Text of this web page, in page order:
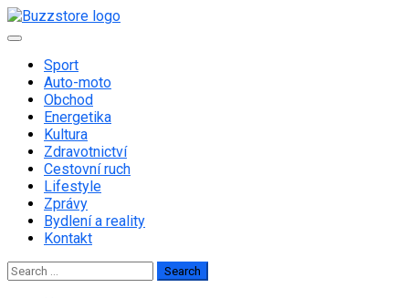
Skip
to
Primary
Sport
Auto-moto
Obchod
Energetika
Kultura
Zdravotnictví
Cestovní ruch
Lifestyle
Zprávy
Bydlení a reality
Kontakt
Search
for: